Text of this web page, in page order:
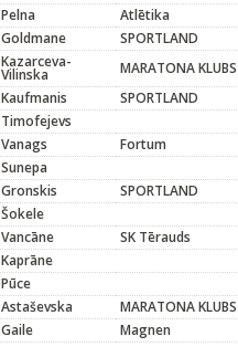
Pelna
Atlētika
Goldmane
SPORTLAND
Kazarceva-
Vilinska
MARATONA KLUBS
Kaufmanis
SPORTLAND
Timofejevs
Vanags
Fortum
Sunepa
Gronskis
SPORTLAND
Šokele
Vancāne
SK Tērauds
Kaprāne
Pūce
Astaševska
MARATONA KLUBS
Gaile
Magnen